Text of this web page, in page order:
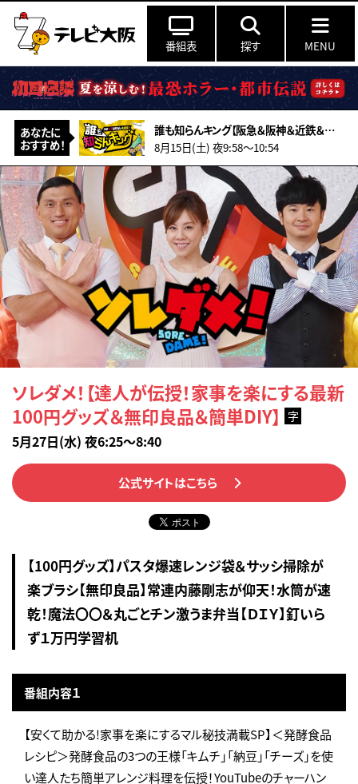
番組表 探す MENU
あなたに
おすすめ！
誰も知らんキング【阪急＆阪神＆近鉄＆南海＆メトロ…鉄道ミステリー2026夏】
8月15日(土) 夜9:58〜10:54
ソレダメ！【達人が伝授！家事を楽にする最新
100円グッズ＆無印良品＆簡単DIY】
字
5月27日(水) 夜6:25～8:40
公式サイトはこちら
【100円グッズ】パスタ爆速レンジ袋＆サッシ掃除が
楽ブラシ【無印良品】常連内藤剛志が仰天！水筒が速
乾！魔法〇〇＆丸ごとチン激うま弁当【ＤＩＹ】釘いら
ず１万円学習机
番組内容１
【安くて助かる!家事を楽にするマル秘技満載SP】＜発酵食品
レシピ＞発酵食品の3つの王様「キムチ」「納豆」「チーズ」を使
い達人たち簡単アレンジ料理を伝授！YouTubeのチャーハン